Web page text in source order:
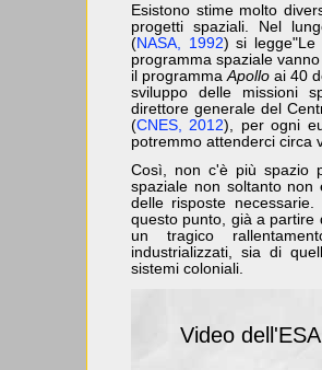
Esistono stime molto
progetti spaziali. Nel
(NASA, 1992) si legge"Le
programma spaziale
il programma Apollo ai 40
sviluppo delle missioni
direttore generale del
(CNES, 2012), per ogni
potremmo attenderci circa
Così, non c'è più spazio
spaziale non soltanto
delle risposte
questo punto, già a partire
un tragico
industrializzati, sia di
sistemi coloniali.
Video